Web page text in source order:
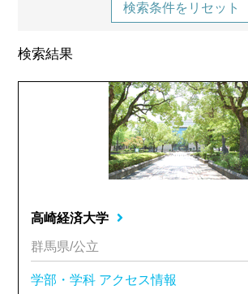
検索条件をリセット
検索結果
高崎経済大学
群馬県/公立
学部・学科 アクセス情報